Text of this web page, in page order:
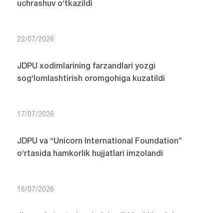
uchrashuv o‘tkazildi
22/07/2026
JDPU xodimlarining farzandlari yozgi
sog‘lomlashtirish oromgohiga kuzatildi
17/07/2026
JDPU va “Unicorn International Foundation”
o‘rtasida hamkorlik hujjatlari imzolandi
16/07/2026